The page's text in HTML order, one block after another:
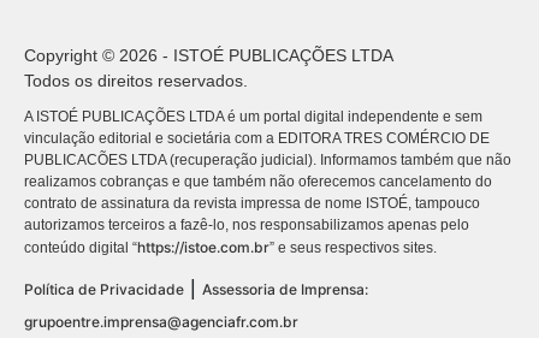
Copyright © 2026 - ISTOÉ PUBLICAÇÕES LTDA
Todos os direitos reservados.
A ISTOÉ PUBLICAÇÕES LTDA é um portal digital independente e sem
vinculação editorial e societária com a EDITORA TRES COMÉRCIO DE
PUBLICACÕES LTDA (recuperação judicial). Informamos também que não
realizamos cobranças e que também não oferecemos cancelamento do
contrato de assinatura da revista impressa de nome ISTOÉ, tampouco
autorizamos terceiros a fazê-lo, nos responsabilizamos apenas pelo
conteúdo digital “https://istoe.com.br” e seus respectivos sites.
Política de Privacidade
Assessoria de Imprensa:
grupoentre.imprensa@agenciafr.com.br